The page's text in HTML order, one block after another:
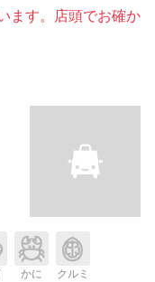
ます。店頭でお確か
かに クルミ